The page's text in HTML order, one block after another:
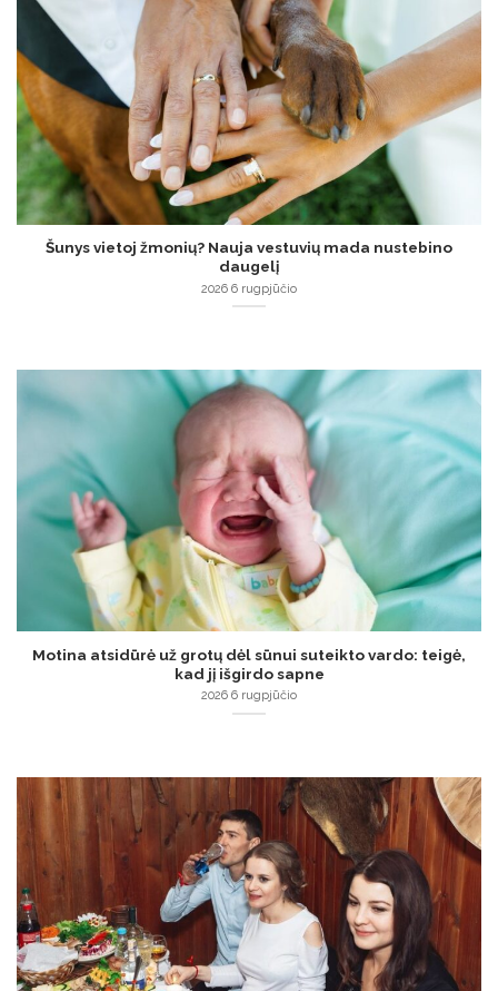
Šunys vietoj žmonių? Nauja vestuvių mada nustebino
daugelį
2026 6 rugpjūčio
Motina atsidūrė už grotų dėl sūnui suteikto vardo: teigė,
kad jį išgirdo sapne
2026 6 rugpjūčio